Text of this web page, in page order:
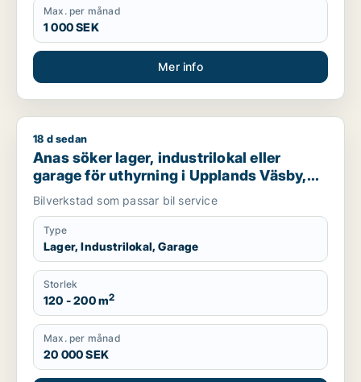
Max. per månad
1 000 SEK
Mer info
Anas söker lager, industrilokal eller garage för uthyrning i
18 d sedan
Anas söker lager, industrilokal eller
garage för uthyrning i Upplands Väsby,
Vallentuna eller Upplands-Bro m.fl.
Bilverkstad som passar bil service
Type
Lager, Industrilokal, Garage
Storlek
120 - 200 m2
Max. per månad
20 000 SEK